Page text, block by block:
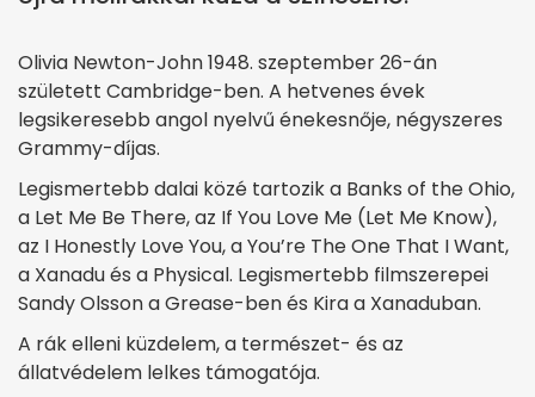
Olivia Newton-John 1948. szeptember 26-án
született Cambridge-ben. A hetvenes évek
legsikeresebb angol nyelvű énekesnője, négyszeres
Grammy-díjas.
Legismertebb dalai közé tartozik a Banks of the Ohio,
a Let Me Be There, az If You Love Me (Let Me Know),
az I Honestly Love You, a You’re The One That I Want,
a Xanadu és a Physical. Legismertebb filmszerepei
Sandy Olsson a Grease-ben és Kira a Xanaduban.
A rák elleni küzdelem, a természet- és az
állatvédelem lelkes támogatója.